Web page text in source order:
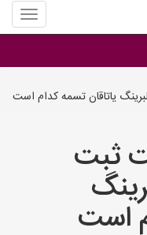
منوی
سایت
اداری
یاتاقان تسمه کدام است
ثبت
است